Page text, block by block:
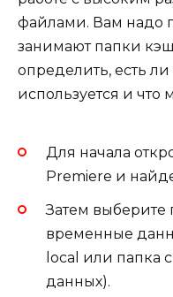
файлами. Вам надо
занимают папки
определить, есть ли
используется и что
Для начала
Premiere и
Затем выберите
временные
local или папка
данных).